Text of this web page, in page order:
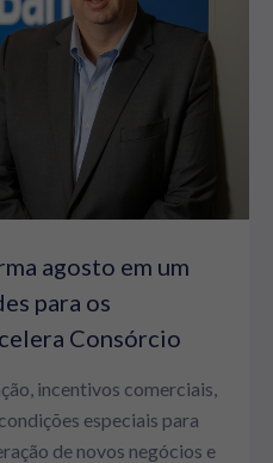
agosto em um
para os
Consórcio
incentivos comerciais,
especiais para
de novos negócios e